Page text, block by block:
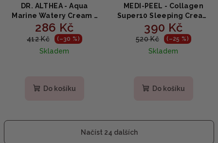
DR. ALTHEA - Aqua
Marine Watery Cream -
hydratační krém na
obličej s mořskými řasami
a kyselinou
hyaluronovou 50ml
286 Kč
412 Kč (–30 %)
Skladem
Do košíku
MEDI-PEEL - Collagen
Super10 Sleeping Cream
- noční krém proti
vráskám 70ml
390 Kč
520 Kč (–25 %)
Skladem
Do košíku
Načíst 24 dalších